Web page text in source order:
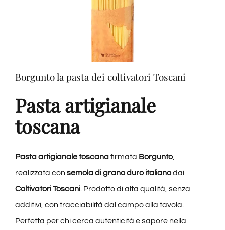
Borgunto la pasta dei coltivatori Toscani
Pasta artigianale
toscana
Pasta artigianale toscanafirmata Borgunto,
realizzata con semola di grano duro italianodai
Coltivatori Toscani. Prodotto di alta qualità, senza
additivi, con tracciabilità dal campo alla tavola.
Perfetta per chi cerca autenticità e sapore nella